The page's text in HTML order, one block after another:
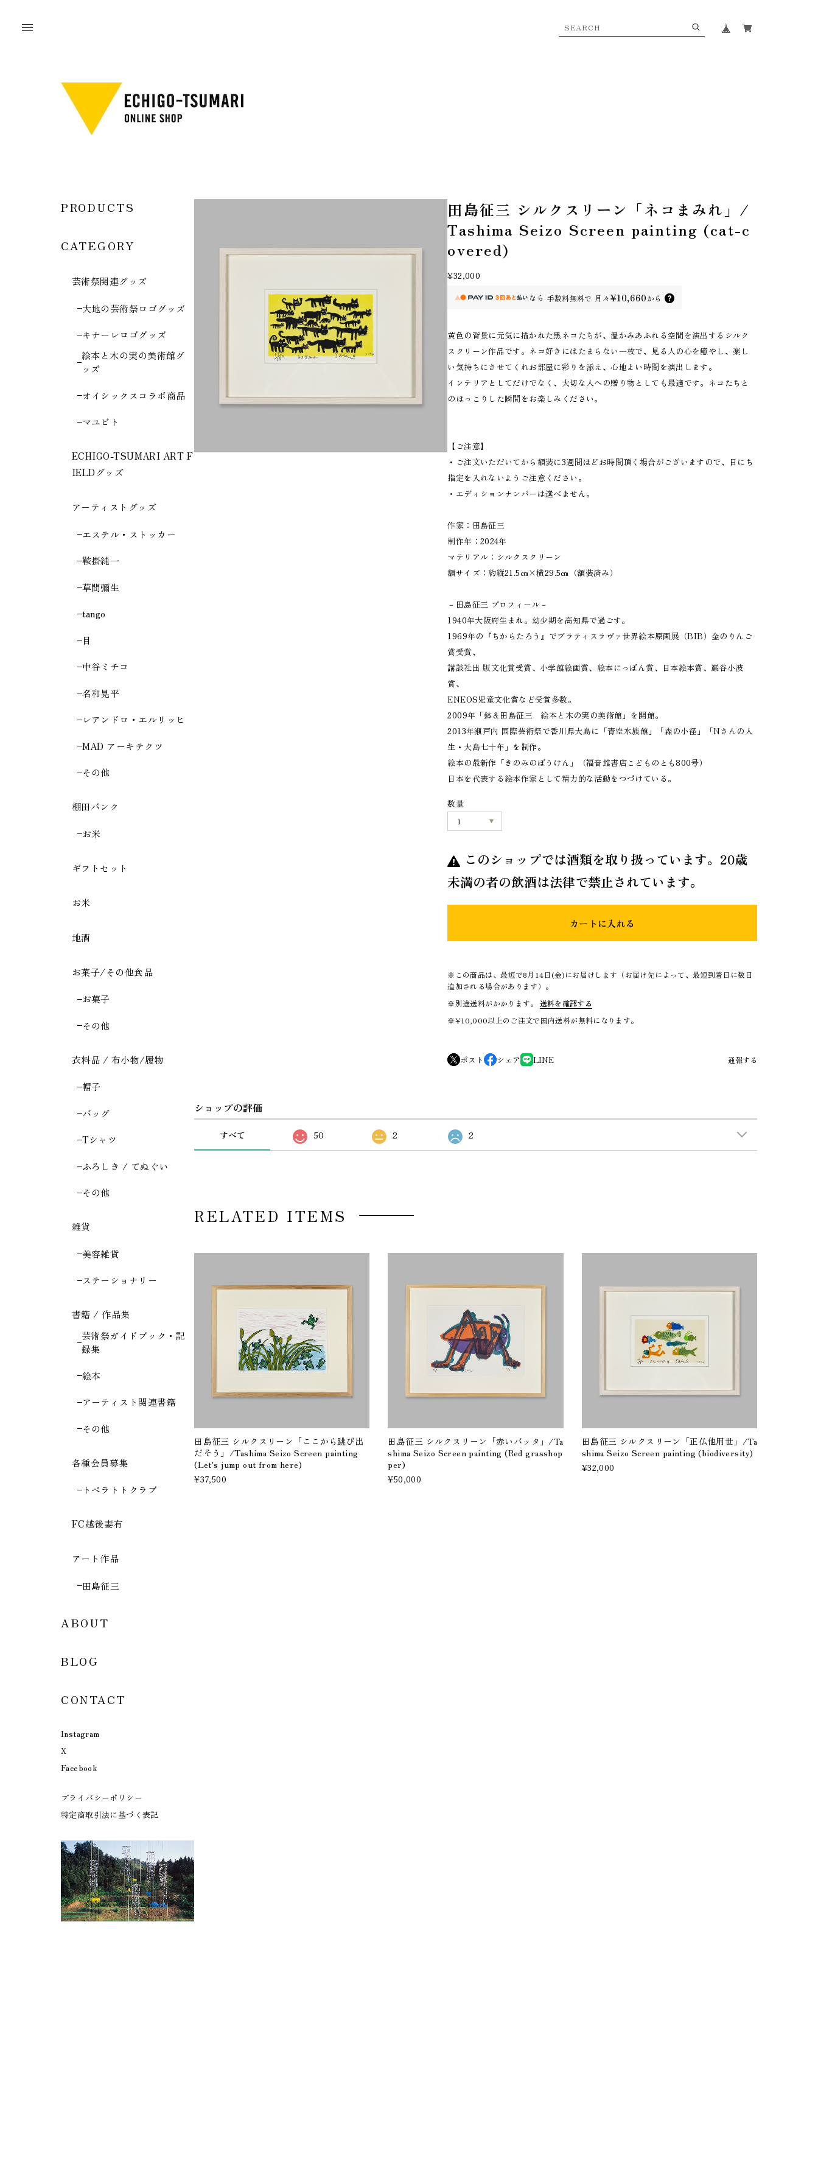
PRODUCTS
CATEGORY
芸術祭関連グッズ
大地の芸術祭ロゴグッズ
キナーレロゴグッズ
絵本と木の実の美術館グ
ッズ
オイシックスコラボ商品
マユビト
ECHIGO-TSUMARI ART F
IELDグッズ
アーティストグッズ
エステル・ストッカー
鞍掛純一
草間彌生
tango
目
中谷ミチコ
名和晃平
レアンドロ・エルリッヒ
MAD アーキテクツ
その他
棚田バンク
お米
ギフトセット
お米
地酒
お菓子/その他食品
お菓子
その他
衣料品 / 布小物/履物
帽子
バッグ
Tシャツ
ふろしき / てぬぐい
その他
雑貨
美容雑貨
ステーショナリー
書籍 / 作品集
芸術祭ガイドブック・記
録集
絵本
アーティスト関連書籍
その他
各種会員募集
トペラトトクラブ
FC越後妻有
アート作品
田島征三
ABOUT
BLOG
CONTACT
Instagram
X
Facebook
プライバシーポリシー
特定商取引法に基づく表記
田島征三 シルクスリーン「ネコまみれ」/
Tashima Seizo Screen painting (cat-c
overed)
¥32,000
なら 手数料無料で 月々¥10,660から
黄色の背景に元気に描かれた黒ネコたちが、温かみあふれる空間を演出するシルク
スクリーン作品です。ネコ好きにはたまらない一枚で、見る人の心を癒やし、楽し
い気持ちにさせてくれお部屋に彩りを添え、心地よい時間を演出します。
インテリアとしてだけでなく、大切な人への贈り物としても最適です。ネコたちと
のほっこりした瞬間をお楽しみください。
【ご注意】
・ご注文いただいてから額装に3週間ほどお時間頂く場合がございますので、日にち
指定を入れないようご注意ください。
・エディションナンバーは選べません。
作家：田島征三
制作年：2024年
マテリアル：シルクスクリーン
額サイズ：約縦21.5㎝×横29.5㎝（額装済み）
－田島征三 プロフィール－
1940年大阪府生まれ。幼少期を高知県で過ごす。
1969年の『ちからたろう』でブラティスラヴァ世界絵本原画展（BIB）金のりんご
賞受賞、
講談社出 版文化賞受賞、小学館絵画賞、絵本にっぽん賞、日本絵本賞、巌谷小波
賞、
ENEOS児童文化賞など受賞多数。
2009年「鉢＆田島征三 絵本と木の実の美術館」を開館。
2013年瀬戸内 国際芸術祭で香川県大島に「青空水族館」「森の小径」「Nさんの人
生・大島七十年」を制作。
絵本の最新作「きのみのぼうけん」（福音館書店こどものとも800号）
日本を代表する絵本作家として精力的な活動をつづけている。
数量
このショップでは酒類を取り扱っています。20歳
未満の者の飲酒は法律で禁止されています。
カートに入れる
※この商品は、最短で8月14日(金)にお届けします（お届け先によって、最短到着日に数日
追加される場合があります）。
※別途送料がかかります。
送料を確認する
※¥10,000以上のご注文で国内送料が無料になります。
ポスト シェア LINE 通報する
ショップの評価
すべて 50 2 2
RELATED ITEMS
田島征三 シルクスリーン「ここから跳び出
だそう」/Tashima Seizo Screen painting
(Let's jump out from here)
¥37,500
田島征三 シルクスリーン「赤いバッタ」/Ta
shima Seizo Screen painting (Red grasshop
per)
¥50,000
田島征三 シルクスリーン「正仏他用世」/Ta
shima Seizo Screen painting (biodiversity)
¥32,000